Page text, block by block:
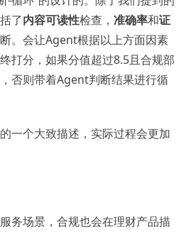
了内容可读性检查， 准确率和证
。会让Agent根据以上方面因素
打分，如果分值超过8.5且合规部
否则带着Agent判断结果进行循
一个大致描述，实际过程会更加
务场景，合规也会在理财产品描